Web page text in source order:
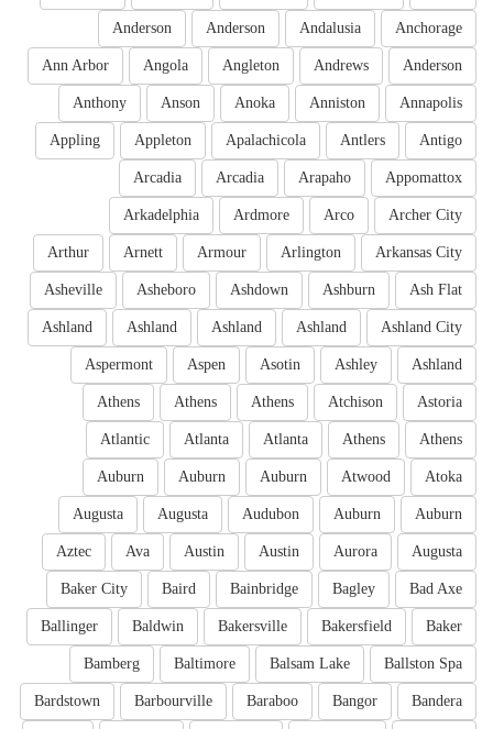
Anchorage
Andalusia
Anderson
Anderson
Anderson
Andrews
Angleton
Angola
Ann Arbor
Annapolis
Anniston
Anoka
Anson
Anthony
Antigo
Antlers
Apalachicola
Appleton
Appling
Appomattox
Arapaho
Arcadia
Arcadia
Archer City
Arco
Ardmore
Arkadelphia
Arkansas City
Arlington
Armour
Arnett
Arthur
Ash Flat
Ashburn
Ashdown
Asheboro
Asheville
Ashland City
Ashland
Ashland
Ashland
Ashland
Ashland
Ashley
Asotin
Aspen
Aspermont
Astoria
Atchison
Athens
Athens
Athens
Athens
Athens
Atlanta
Atlanta
Atlantic
Atoka
Atwood
Auburn
Auburn
Auburn
Auburn
Auburn
Audubon
Augusta
Augusta
Augusta
Aurora
Austin
Austin
Ava
Aztec
Bad Axe
Bagley
Bainbridge
Baird
Baker City
Baker
Bakersfield
Bakersville
Baldwin
Ballinger
Ballston Spa
Balsam Lake
Baltimore
Bamberg
Bandera
Bangor
Baraboo
Barbourville
Bardstown